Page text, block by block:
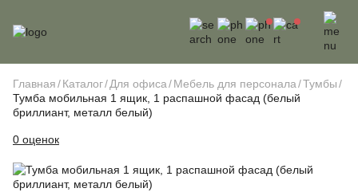
Главная Каталог Для офиса Мебель для персонала Тумбы
Тумба мобильная 1 ящик, 1 распашной фасад (белый
бриллиант, металл белый)
0 оценок